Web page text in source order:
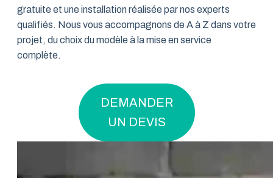
gratuite et une installation réalisée par nos experts
qualifiés. Nous vous accompagnons de A à Z dans votre
projet, du choix du modèle à la mise en service
complète.
DEMANDER
UN DEVIS